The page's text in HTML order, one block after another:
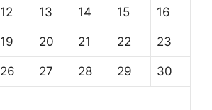
12 13 14 15 16
19 20 21 22 23
26 27 28 29 30